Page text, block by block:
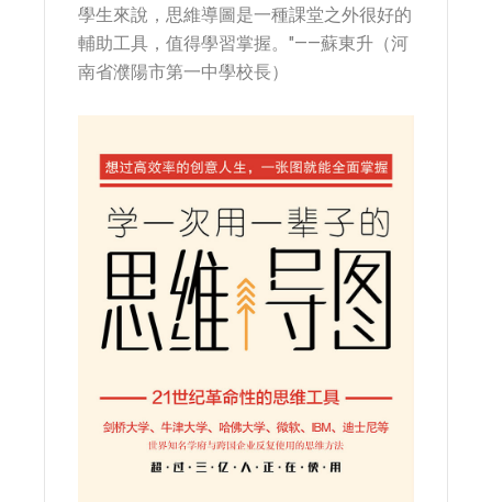
學生來說，思維導圖是一種課堂之外很好的
輔助工具，值得學習掌握。"——蘇東升（河
南省濮陽市第一中學校長）